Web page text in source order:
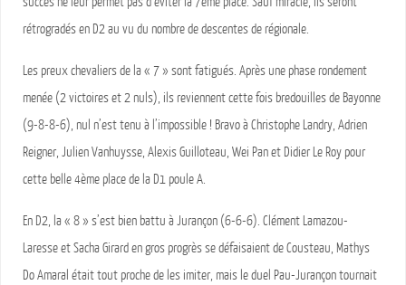
rétrogradés en D2 au vu du nombre de descentes de régionale.
Les preux chevaliers de la « 7 » sont fatigués. Après une phase rondement
menée (2 victoires et 2 nuls), ils reviennent cette fois bredouilles de Bayonne
(9-8-8-6), nul n’est tenu à l’impossible ! Bravo à Christophe Landry, Adrien
Reigner, Julien Vanhuysse, Alexis Guilloteau, Wei Pan et Didier Le Roy pour
cette belle 4ème place de la D1 poule A.
En D2, la « 8 » s’est bien battu à Jurançon (6-6-6). Clément Lamazou-
Laresse et Sacha Girard en gros progrès se défaisaient de Cousteau, Mathys
Do Amaral était tout proche de les imiter, mais le duel Pau-Jurançon tournait